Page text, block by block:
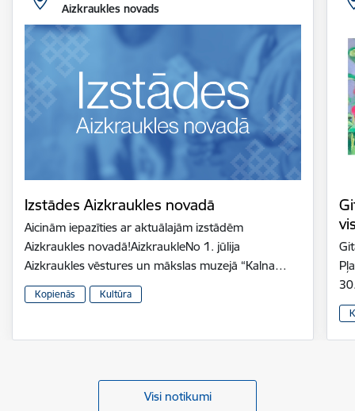
Aizkraukles novads
Izstādes Aizkraukles novadā
Aicinām iepazīties ar aktuālajām izstādēm
Aizkraukles novadā!AizkraukleNo 1. jūlija
Aizkraukles vēstures un mākslas muzejā “Kalna…
Kopienās Kultūra
Visi notikumi